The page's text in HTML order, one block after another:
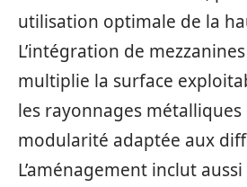
utilisation optimale de la
L’intégration de
multiplie la surface
les rayonnages
modularité adaptée aux
L’aménagement inclut